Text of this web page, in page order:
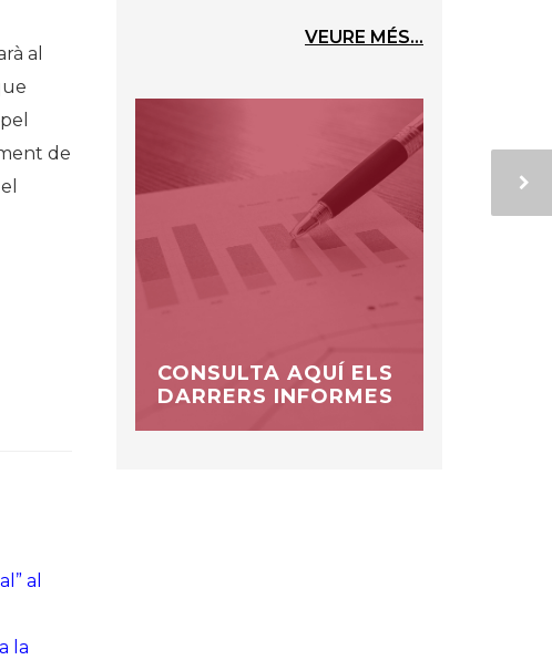
al
de
al
la
VEURE MÉS...
CONSULTA AQUÍ ELS
DARRERS INFORMES